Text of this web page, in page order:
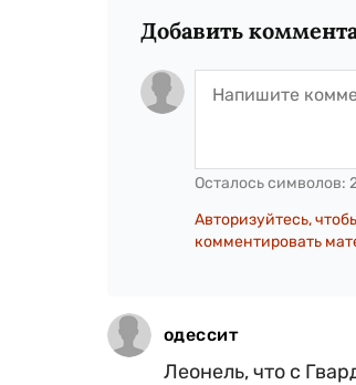
Добавить
Осталось символов:
Авторизуйтесь,
комментировать
одессит
Леонель, что с